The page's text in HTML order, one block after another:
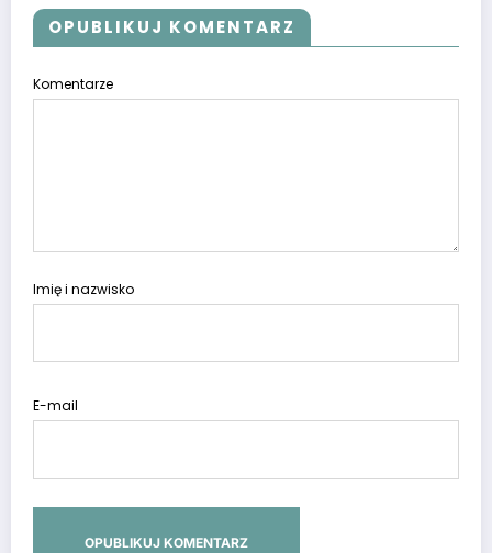
OPUBLIKUJ KOMENTARZ
Komentarze
Imię i nazwisko
E-mail